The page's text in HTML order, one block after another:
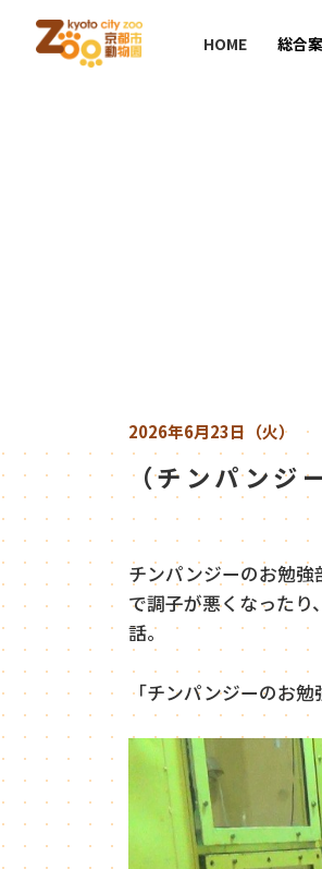
HOME 総合
2026年6月23日（火）
（チンパンジ
チンパンジーのお勉強
で調子が悪くなった
話。
「チンパンジーのお勉